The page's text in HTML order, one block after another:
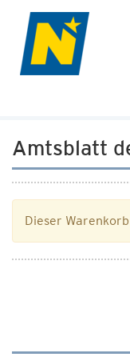
Amtsblatt
Dieser